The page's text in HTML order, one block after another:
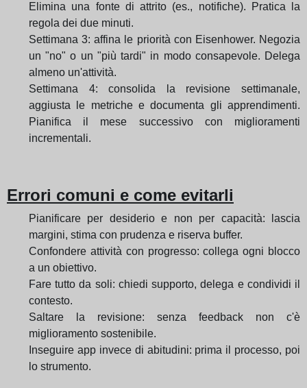
Elimina una fonte di attrito (es., notifiche). Pratica la
regola dei due minuti.
Settimana 3: affina le priorità con Eisenhower. Negozia
un "no" o un "più tardi" in modo consapevole. Delega
almeno un'attività.
Settimana 4: consolida la revisione settimanale,
aggiusta le metriche e documenta gli apprendimenti.
Pianifica il mese successivo con miglioramenti
incrementali.
Errori comuni e come evitarli
Pianificare per desiderio e non per capacità: lascia
margini, stima con prudenza e riserva buffer.
Confondere attività con progresso: collega ogni blocco
a un obiettivo.
Fare tutto da soli: chiedi supporto, delega e condividi il
contesto.
Saltare la revisione: senza feedback non c'è
miglioramento sostenibile.
Inseguire app invece di abitudini: prima il processo, poi
lo strumento.